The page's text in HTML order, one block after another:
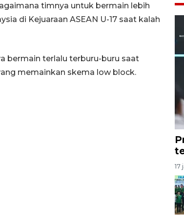
timnya untuk bermain lebih
di Kejuaraan ASEAN U-17 saat kalah
bermain terlalu terburu-buru saat
memainkan skema low block.
17